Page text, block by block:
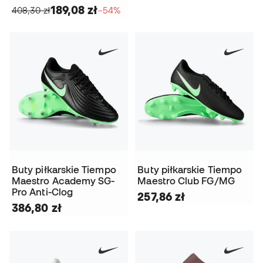
408,30 zł189,08 zł−54%
Buty piłkarskie Tiempo
Maestro Academy SG-
Pro Anti-Clog
386,80 zł
Buty piłkarskie Tiempo
Maestro Club FG/MG
257,86 zł